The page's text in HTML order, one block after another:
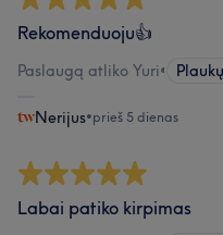
Rekomenduoju👍
Paslaugą atliko Yuri•
Nerijus•prieš 5 dienas
Labai patiko kirpimas